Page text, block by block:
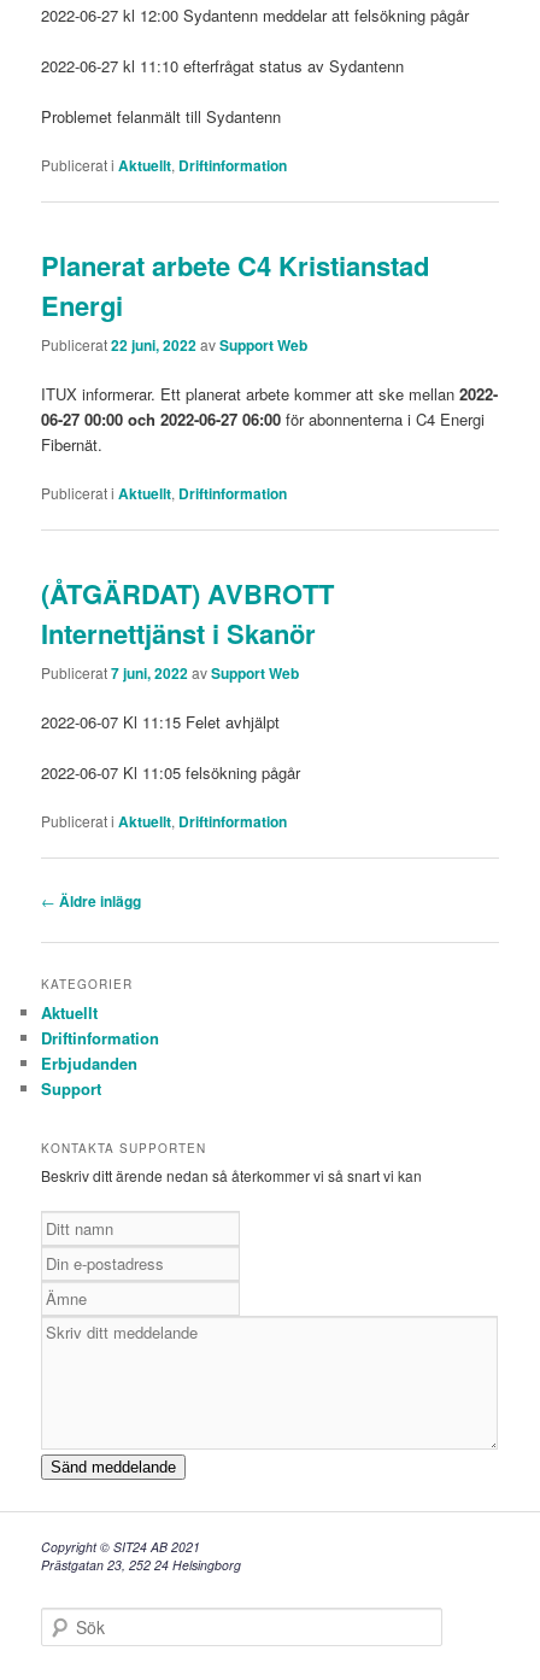
2022-06-27 kl 12:00 Sydantenn meddelar att felsökning pågår
2022-06-27 kl 11:10 efterfrågat status av Sydantenn
Problemet felanmält till Sydantenn
Publicerat i Aktuellt, Driftinformation
Planerat arbete C4 Kristianstad
Energi
Publicerat22 juni, 2022avSupport Web
ITUX informerar. Ett planerat arbete kommer att ske mellan2022-
06-27 00:00 och 2022-06-27 06:00 för abonnenterna i C4 Energi
Fibernät.
Publicerat i Aktuellt, Driftinformation
(ÅTGÄRDAT) AVBROTT
Internettjänst i Skanör
Publicerat7 juni, 2022avSupport Web
2022-06-07 Kl 11:15 Felet avhjälpt
2022-06-07 Kl 11:05 felsökning pågår
Publicerat i Aktuellt, Driftinformation
Inläggsnavigering
← Äldre inlägg
KATEGORIER
Aktuellt
Driftinformation
Erbjudanden
Support
KONTAKTA SUPPORTEN
Beskriv ditt ärende nedan så återkommer vi så snart vi kan
Sänd meddelande
Copyright © SIT24 AB 2021
Prästgatan 23, 252 24 Helsingborg
ö